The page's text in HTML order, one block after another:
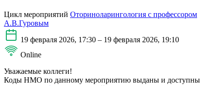
Цикл мероприятий Оториноларингология с профессором
А.В.Гуровым
19 февраля 2026, 17:30 – 19 февраля 2026, 19:10
Online
Уважаемые коллеги!
Коды НМО по данному мероприятию выданы и доступны